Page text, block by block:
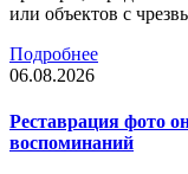
или объектов с
Подробнее
06.08.2026
Реставрация фото
воспоминаний